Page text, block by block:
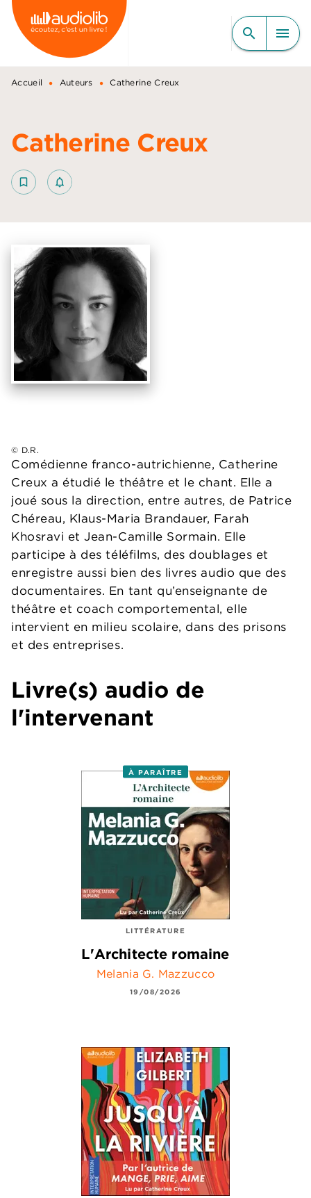
MENU RECHERCHE
CONTENU
PIED DE PAGE
search menu
Accueil • Auteurs • Catherine Creux
Catherine Creux
bookmark_border notifications_none_outlined
Comédienne franco-autrichienne, Catherine
Creux a étudié le théâtre et le chant. Elle a
joué sous la direction, entre autres, de Patrice
Chéreau, Klaus-Maria Brandauer, Farah
Khosravi et Jean-Camille Sormain. Elle
participe à des téléfilms, des doublages et
enregistre aussi bien des livres audio que des
documentaires. En tant qu’enseignante de
théâtre et coach comportemental, elle
intervient en milieu scolaire, dans des prisons
et des entreprises.
© D.R.
Livre(s) audio de
l'intervenant
À PARAÎTRE
LITTÉRATURE
L'Architecte romaine
Melania G. Mazzucco
19/08/2026